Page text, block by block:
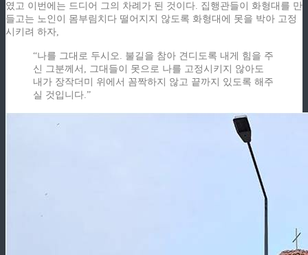
였고 이번에는 드디어 그의 차례가 된 것이다. 집행관들이 화형대를 만
들고는 노인이 몸부림치다 떨어지지 않도록 화형대에 못을 박아 고정
시키려 하자,
“나를 그대로 두시오. 불길을 참아 견디도록 내게 힘을 주
신 그분께서, 그대들이 못으로 나를 고정시키지 않아도
내가 장작더미 위에서 꼼짝하지 않고 끝까지 있도록 해주
실 것입니다.”